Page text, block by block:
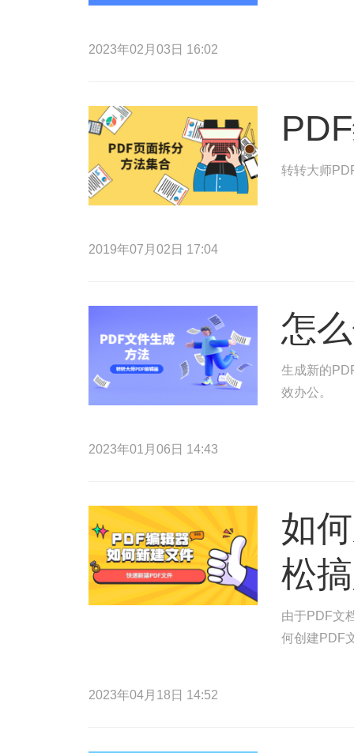
2023年02月03日 16:02
转转大师
2019年07月02日 17:04
怎
生成新的
效办公。
2023年01月06日 14:43
如
松
由于PDF文
何创建PDF
2023年04月18日 14:52